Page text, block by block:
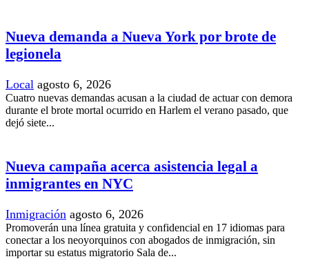
Nueva demanda a Nueva York por brote de
legionela
Local agosto 6, 2026
Cuatro nuevas demandas acusan a la ciudad de actuar con demora
durante el brote mortal ocurrido en Harlem el verano pasado, que
dejó siete...
Nueva campaña acerca asistencia legal a
inmigrantes en NYC
Inmigración agosto 6, 2026
Promoverán una línea gratuita y confidencial en 17 idiomas para
conectar a los neoyorquinos con abogados de inmigración, sin
importar su estatus migratorio Sala de...